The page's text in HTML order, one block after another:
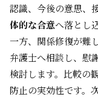
認識、今後の意思、
体的な合意へ落とし
一方、関係修復が難
弁護士へ相談し、慰
検討します。比較の
防止の実効性です。